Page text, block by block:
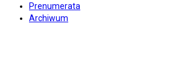
Prenumerata
Archiwum